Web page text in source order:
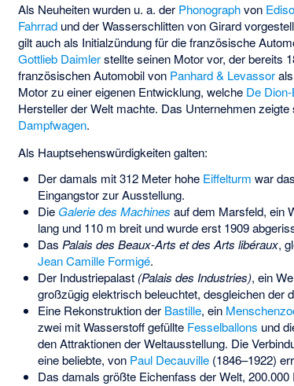
Als Neuheiten wurden u. a. der Phonographvon
Fahrrad und der Wasserschlitten von Girard
gilt auch als Initialzündung für die französische
Gottlieb Daimlerstellte seinen Motor vor, der bereits
französischen Automobil von Panhard & Levassor
Motor zu einer eigenen Entwicklung, welche De
Hersteller der Welt machte. Das Unternehmen
Dampfwagen.
Als Hauptsehenswürdigkeiten galten:
Der damals mit 312 Meter hohe Eiffelturm war
Eingangstor zur Ausstellung.
Die Galerie des Machines auf dem Marsfeld, ein
lang und 110 m breit und wurde erst 1909
Das Palais des Beaux-Arts et des Arts libéraux,
Jean Camille Formigé.
Der Industriepalast (Palais des Industries), ein
großzügig elektrisch beleuchtet, desgleichen der
Eine Rekonstruktion der Bastille, ein
zwei mit Wasserstoff gefüllte Fesselballons und
den Attraktionen der Weltausstellung. Die
eine beliebte, von Paul Decauville(1846–1922)
Das damals größte Eichenfass der Welt,